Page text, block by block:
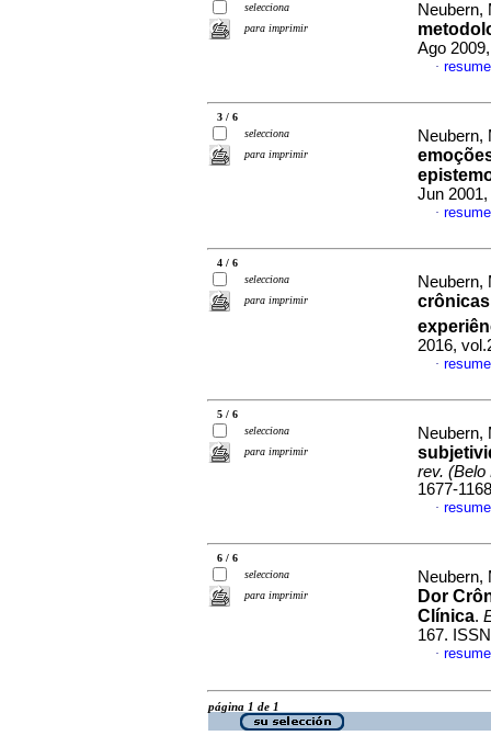
selecciona
para imprimir
Ago
·
3 / 6
selecciona
para imprimir
Jun
·
4 / 6
selecciona
para imprimir
Neubern,
crônicas
2016,
·
5 / 6
selecciona
para imprimir
rev. (Belo
1677-1168
·
6 / 6
selecciona
para imprimir
Neubern,
Dor
Clínica.
167.
·
página 1 de 1